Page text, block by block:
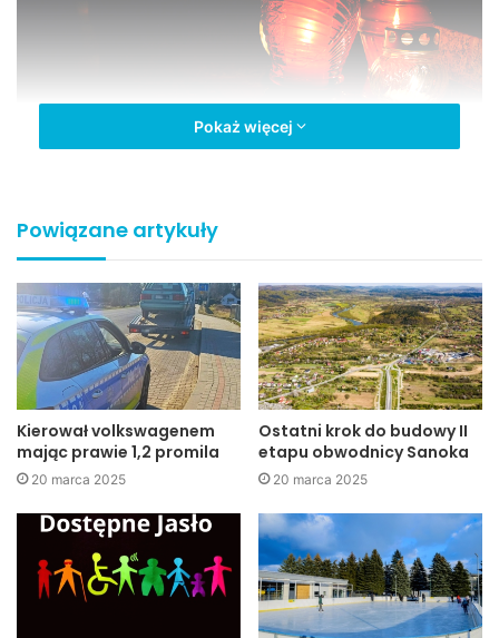
Nie pozwólmy się okraść na cmentarzu (fot. Przemysław Janas,
Jaslonet.pl)
Zbliżający się dzień Wszystkich Świętych niesie ze sobą
szereg przygotowań, w szczególności wiąże się z
porządkowaniem nagrobków. By nic nie zakłóciło chwil,
które poświęcamy naszym bliskim zmarłym, policjanci
apelują o zachowanie ostrożności.
Wybierając się na cmentarz, nie zabierajmy ze sobą
łupem złodziei kieszonkowych. Zabierzmy ze sobą tylko
tyle gotówki, ile będzie nam niezbędne do kupienia zniczy
czy wiązanek. Pamiętajmy również o tym, aby pieniądze,
dokumenty czy telefon komórkowy, w miarę możliwości
Pokaż więcej
Powiązane artykuły
Kierował volkswagenem
mając prawie 1,2 promila
20 marca 2025
Ostatni krok do budowy II
etapu obwodnicy Sanoka
20 marca 2025